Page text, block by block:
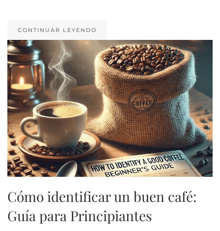
CONTINUAR LEYENDO
Cómo identificar un buen café:
Guía para Principiantes